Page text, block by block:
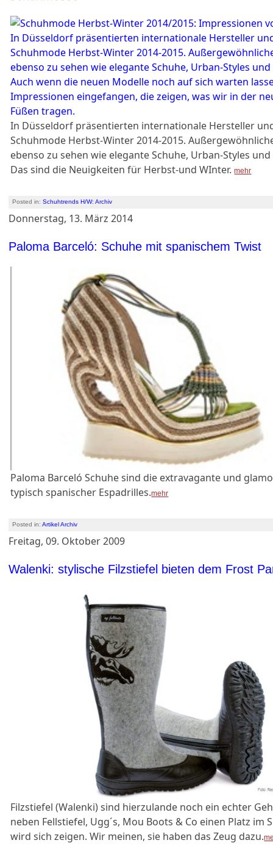
In Düsseldorf präsentierten internationale Hersteller
Schuhmode Herbst-Winter 2014-2015.
ebenso zu sehen wie elegante Schuhe, Urban-Styles
Das sind die Neuigkeiten für Herbst-und WInter.mehr
Posted in:Schuhtrends H/W: Archiv
Donnerstag, 13. März 2014
Paloma Barceló: Schuhe mit spanischem Twist
Paloma Barceló Schuhe sind die extravagante und
typisch spanischer Espadrilles.mehr
Posted in:Artikel Archiv
Freitag, 09. Oktober 2009
Walenki: stylische Filzstiefel bieten dem Frost
Filzstiefel (Walenki) sind hierzulande noch ein echter
neben Fellstiefel, Ugg´s, Mou Boots & Co einen Platz im
wird sich zeigen. Wir meinen, sie haben das Zeug dazu.